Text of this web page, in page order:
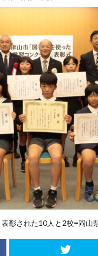
表彰された10人と2校=岡山